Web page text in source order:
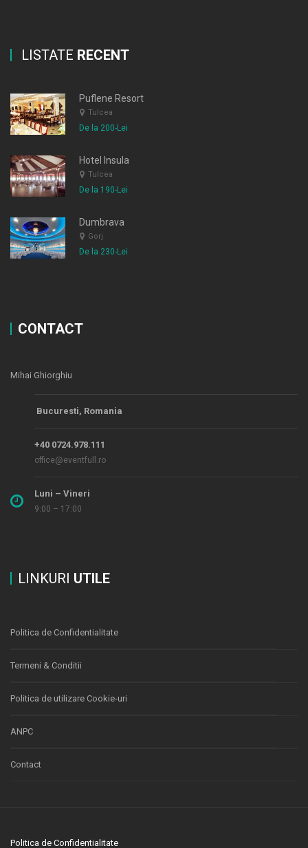
LISTATE RECENT
Puflene Resort
Tulcea
De la 200-Lei
Hotel Insula
Tulcea
De la 190-Lei
Dumbrava
Gorj
De la 230-Lei
CONTACT
Mihai Ghiorghiu
Bucuresti, Romania
+40 0724.978.111
office@eventfull.ro
Luni – Vineri
9:00 – 17:00
LINKURI UTILE
Politica de Confidentialitate
Termeni & Conditii
Politica de utilizare Cookie-uri
ANPC
Contact
Politica de Confidentialitate